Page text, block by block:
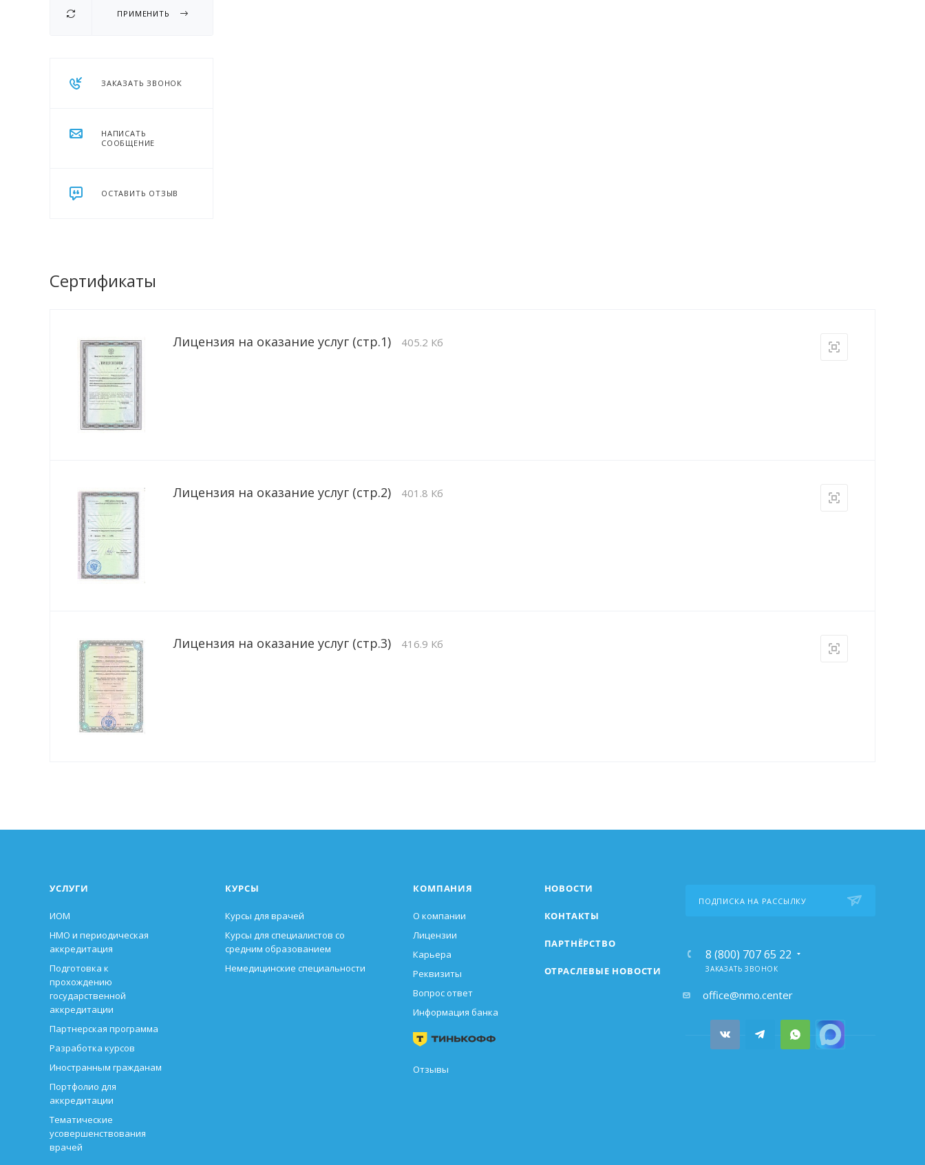
ПРИМЕНИТЬ
ЗАКАЗАТЬ ЗВОНОК
НАПИСАТЬ
СООБЩЕНИЕ
ОСТАВИТЬ ОТЗЫВ
Сертификаты
Лицензия на оказание услуг (стр.1) 405.2 Кб
Лицензия на оказание услуг (стр.2) 401.8 Кб
Лицензия на оказание услуг (стр.3) 416.9 Кб
УСЛУГИ
ИОМ
НМО и периодическая
аккредитация
Подготовка к
прохождению
государственной
аккредитации
Партнерская программа
Разработка курсов
Иностранным гражданам
Портфолио для
аккредитации
Тематические
усовершенствования
врачей
КУРСЫ
Курсы для врачей
Курсы для специалистов со
средним образованием
Немедицинские специальности
КОМПАНИЯ
О компании
Лицензии
Карьера
Реквизиты
Вопрос ответ
Информация банка
Отзывы
НОВОСТИ
КОНТАКТЫ
ПАРТНЁРСТВО
ОТРАСЛЕВЫЕ НОВОСТИ
ПОДПИСКА НА РАССЫЛКУ
8 (800) 707 65 22
ЗАКАЗАТЬ ЗВОНОК
почта:office@nmo.center